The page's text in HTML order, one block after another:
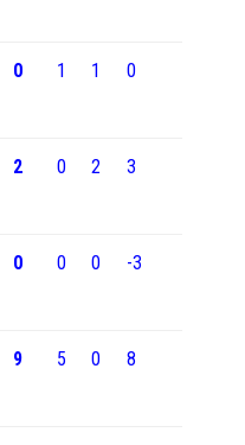
0 1 1 0
2 0 2 3
0 0 0 -3
9 5 0 8